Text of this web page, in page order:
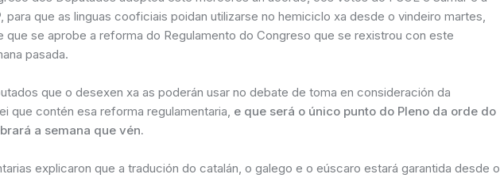
para que as linguas cooficiais poidan utilizarse no hemiciclo xa desde o vindeiro martes,
que se aprobe a reforma do Regulamento do Congreso que se rexistrou con este
pasada.
que o desexen xa as poderán usar no debate de toma en consideración da
que contén esa reforma regulamentaria, e que será o único punto do Pleno da orde do
a semana que vén.
explicaron que a tradución do catalán, o galego e o eúscaro estará garantida desde o